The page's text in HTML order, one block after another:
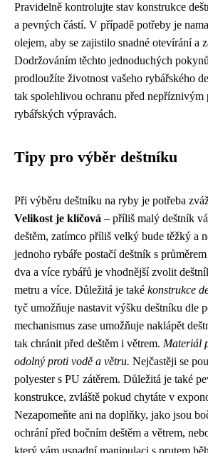
Pravidelně kontrolujte stav konstrukce
a pevných částí. V případě potřeby je
olejem, aby se zajistilo snadné otevírání a
Dodržováním těchto jednoduchých
prodloužíte životnost vašeho rybářského
tak spolehlivou ochranu před nepříznivým
rybářských výpravách.
Tipy pro výběr deštníku
Při výběru deštníku na ryby je potřeba
Velikost je klíčová – příliš malý deštník
deštěm, zatímco příliš velký bude těžký a
jednoho rybáře postačí deštník s
dva a více rybářů je vhodnější zvolit
metru a více. Důležitá je také konstrukce
tyč umožňuje nastavit výšku deštníku dle
mechanismus zase umožňuje naklápět
tak chránit před deštěm i větrem. Materiál
odolný proti vodě a větru. Nejčastěji se
polyester s PU zátěrem. Důležitá je také
konstrukce, zvláště pokud chytáte v
Nezapomeňte ani na doplňky, jako jsou
ochrání před bočním deštěm a větrem,
který vám usnadní manipulaci s prutem